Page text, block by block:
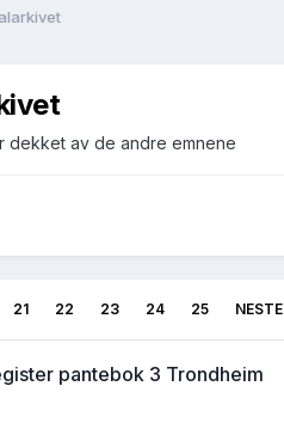
dekket av de andre emnene
21 22 23 24 25 NESTE
pantebok 3 Trondheim